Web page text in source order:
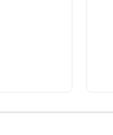
4 5 6